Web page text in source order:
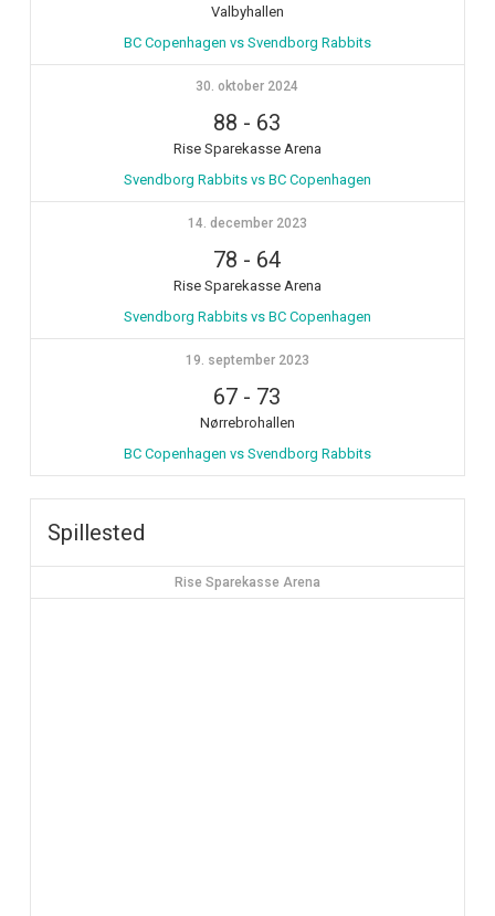
Valbyhallen
BC Copenhagen vs Svendborg Rabbits
30. oktober 2024
88 - 63
Rise Sparekasse Arena
Svendborg Rabbits vs BC Copenhagen
14. december 2023
78 - 64
Rise Sparekasse Arena
Svendborg Rabbits vs BC Copenhagen
19. september 2023
67 - 73
Nørrebrohallen
BC Copenhagen vs Svendborg Rabbits
Spillested
Rise Sparekasse Arena